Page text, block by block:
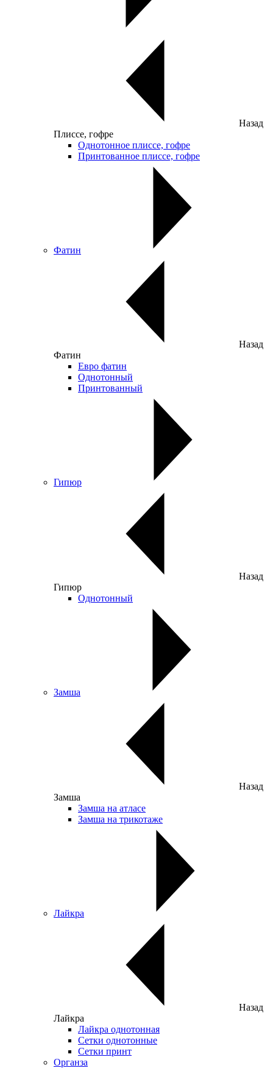
Назад
Плиссе, гофре
Однотонное плиссе, гофре
Принтованное плиссе, гофре
Фатин
Назад
Фатин
Евро фатин
Однотонный
Принтованный
Гипюр
Назад
Гипюр
Однотонный
Замша
Назад
Замша
Замша на атласе
Замша на трикотаже
Лайкра
Назад
Лайкра
Лайкра однотонная
Сетки однотонные
Сетки принт
Органза